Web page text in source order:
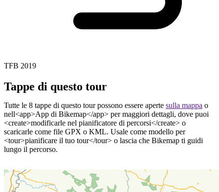
TFB 2019
Tappe di questo tour
Tutte le 8 tappe di questo tour possono essere aperte sulla mappa o
nell<app>App di Bikemap</app> per maggiori dettagli, dove puoi
<create>modificarle nel pianificatore di percorsi</create> o
scaricarle come file GPX o KML. Usale come modello per
<tour>pianificare il tuo tour</tour> o lascia che Bikemap ti guidi
lungo il percorso.